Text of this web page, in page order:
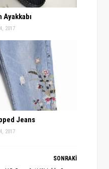
2017
Jeans
2017
SONRAKİ